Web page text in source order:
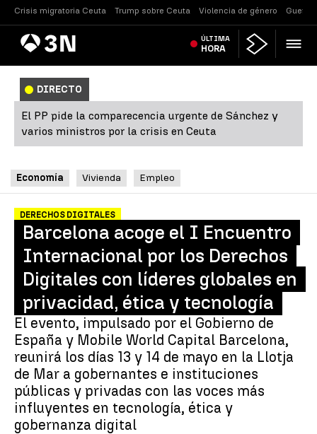
Crisis migratoria Ceuta Trump sobre Ceuta Violencia de género Guerra
AntenaNoticias ÚLTIMA
HORA
DIRECTO
El PP pide la comparecencia urgente de Sánchez y
varios ministros por la crisis en Ceuta
Economía Vivienda Empleo
DERECHOS DIGITALES
Barcelona acoge el I Encuentro
Internacional por los Derechos
Digitales con líderes globales en
privacidad, ética y tecnología
El evento, impulsado por el Gobierno de
España y Mobile World Capital Barcelona,
reunirá los días 13 y 14 de mayo en la Llotja
de Mar a gobernantes e instituciones
públicas y privadas con las voces más
influyentes en tecnología, ética y
gobernanza digital